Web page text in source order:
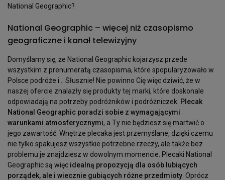
National Geographic?
National Geographic – więcej niż czasopismo
geograficzne i kanał telewizyjny
Domyślamy się, że National Geographic kojarzysz przede
wszystkim z prenumeratą czasopisma, które spopularyzowało w
Polsce podróże i… Słusznie! Nie powinno Cię więc dziwić, że w
naszej ofercie znalazły się produkty tej marki, które doskonale
odpowiadają na potrzeby podróżników i podróżniczek. Plecak
National Geographic poradzi sobie z wymagającymi
warunkami atmosferycznymi, a Ty nie będziesz się martwić o
jego zawartość. Wnętrze plecaka jest przemyślane, dzięki czemu
nie tylko spakujesz wszystkie potrzebne rzeczy, ale także bez
problemu je znajdziesz w dowolnym momencie. Plecaki National
Geographic są więc idealną propozycją dla osób lubiących
porządek, ale i wiecznie gubiących różne przedmioty . Oprócz